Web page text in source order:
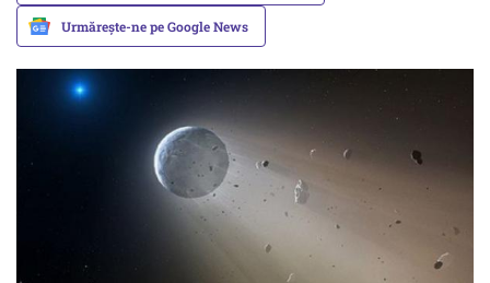
Urmărește-ne pe Google News